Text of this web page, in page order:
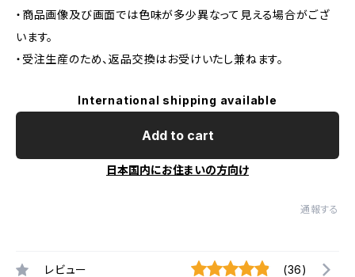
・商品画像及び画面では色味が多少異なって見える場合がござ
います。
・受注生産のため、返品交換はお受けいたし兼ねます。
International shipping available
Add to cart
日本国内にお住まいの方向け
通報する
レビュー (36)